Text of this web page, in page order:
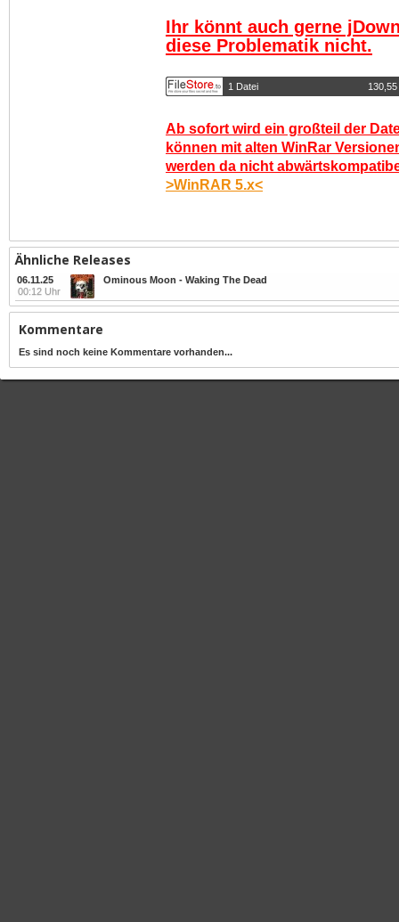
Ihr könnt auch gerne
diese Problematik nicht.
1 Datei
Ab sofort wird ein großteil der
können mit alten WinRar
werden da nicht
>WinRAR 5.x<
Ähnliche Releases
06.11.25
00:12 Uhr
Ominous Moon - Waking The Dead
Kommentare
Es sind noch keine Kommentare vorhanden...